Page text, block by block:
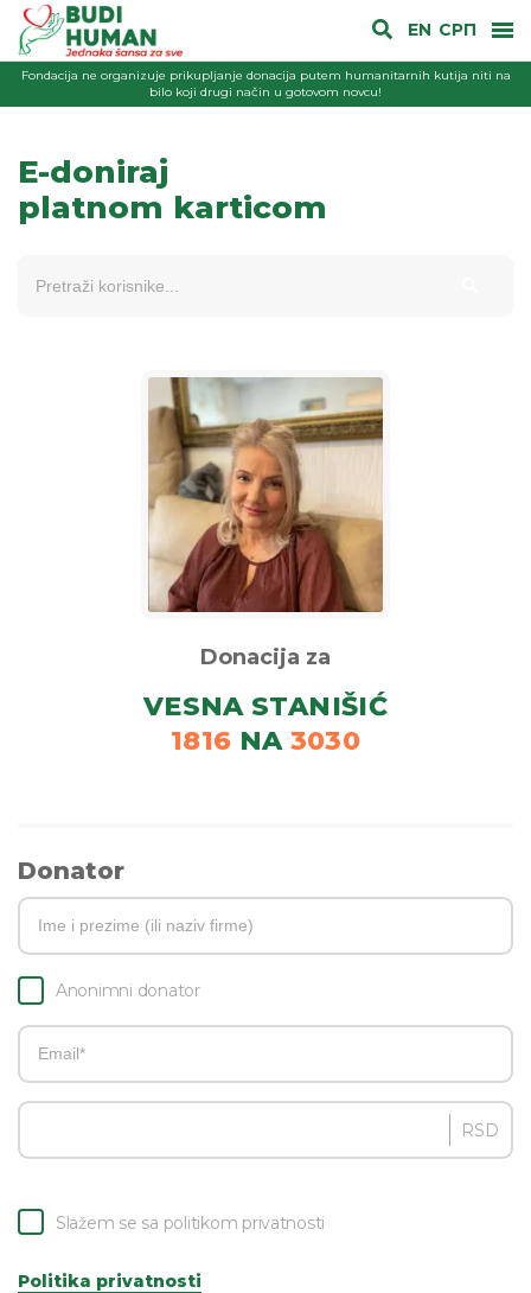
EN СРП
Fondacija ne organizuje prikupljanje donacija putem humanitarnih kutija niti na
bilo koji drugi način u gotovom novcu!
E-doniraj
platnom karticom
Donacija za
VESNA STANIŠIĆ
1816 NA 3030
Donator
Anonimni donator
RSD
Slažem se sa politikom privatnosti
Politika privatnosti